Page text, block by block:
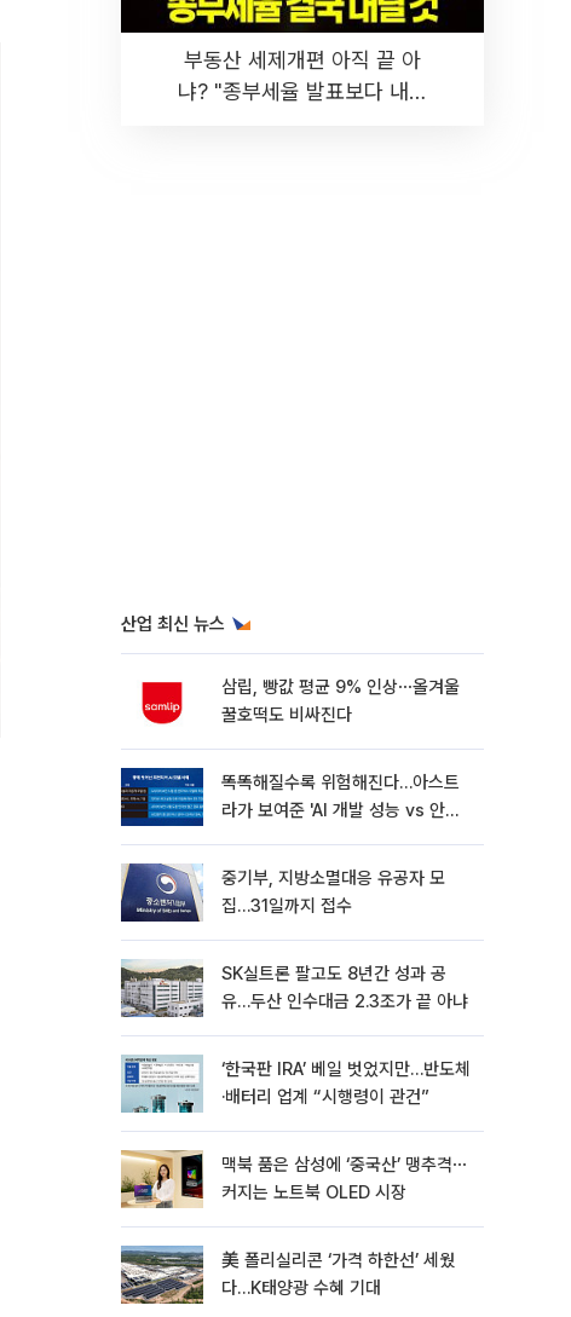
부동산 세제개편 아직 끝 아
냐? "종부세율 발표보다 내릴
산업 최신 뉴스
삼립, 빵값 평균 9% 인상⋯올겨울
꿀호떡도 비싸진다
똑똑해질수록 위험해진다…아스트
라가 보여준 'AI 개발 성능 vs 안전
중기부, 지방소멸대응 유공자 모
집…31일까지 접수
SK실트론 팔고도 8년간 성과 공
유…두산 인수대금 2.3조가 끝 아냐
‘한국판 IRA’ 베일 벗었지만…반도체
·배터리 업계 “시행령이 관건”
맥북 품은 삼성에 ‘중국산’ 맹추격⋯
커지는 노트북 OLED 시장
美 폴리실리콘 ‘가격 하한선’ 세웠
다…K태양광 수혜 기대